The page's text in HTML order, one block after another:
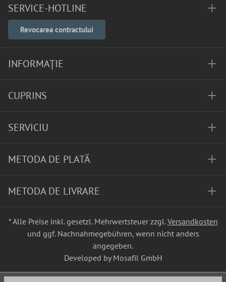
SERVICE-HOTLINE
Revocarea contractului
INFORMAȚIE
CUPRINS
SERVICIU
METODA DE PLATĂ
METODA DE LIVRARE
* Alle Preise inkl. gesetzl. Mehrwertsteuer zzgl.Versandkosten
und ggf. Nachnahmegebühren, wenn nicht anders
angegeben.
Developed by Mosafil GmbH